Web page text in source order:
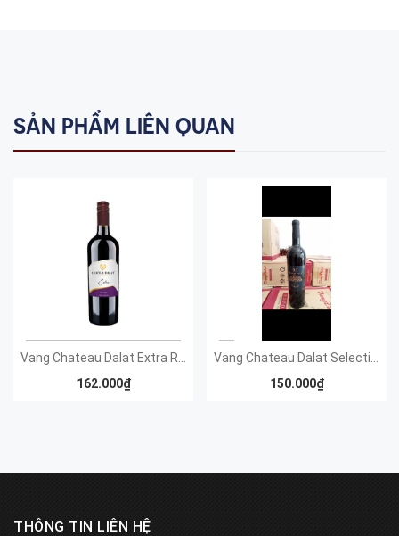
SẢN PHẨM LIÊN QUAN
162.000₫
150.000₫
THÔNG TIN LIÊN HỆ